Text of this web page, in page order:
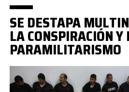
ctu
mercenarios
SE DESTAPA
LA CONSPIRACIÓN Y
PARAMILITARISMO